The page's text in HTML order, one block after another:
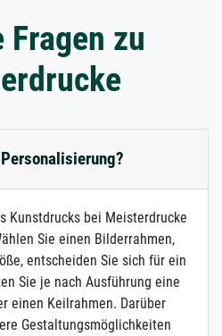
Fragen zu
Kunstdrucks bei Meisterdrucke
Sie einen Bilderrahmen,
entscheiden Sie sich für ein
Sie je nach Ausführung eine
einen Keilrahmen. Darüber
Gestaltungsmöglichkeiten